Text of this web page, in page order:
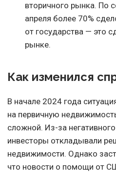
вторичного рынка. По
апреля более 70%
от государства — это
рынке.
Как изменился
В начале 2024 года
на первичную
сложной. Из-за
инвесторы откладывали
недвижимости. Однако
что новости о помощи от